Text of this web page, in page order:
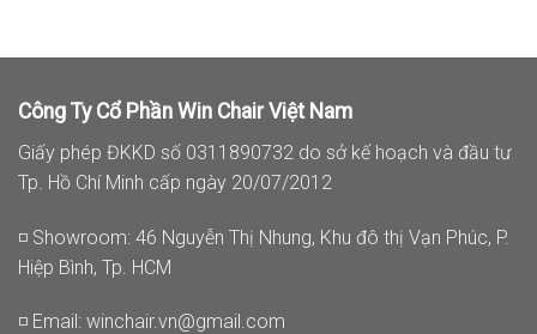
Công Ty Cổ Phần Win Chair Việt Nam
Giấy phép ĐKKD số 0311890732 do sở kế hoạch và đầu tư
Tp. Hồ Chí Minh cấp ngày 20/07/2012
◽ Showroom: 46 Nguyễn Thị Nhung, Khu đô thị Vạn Phúc, P.
Hiệp Bình, Tp. HCM
◽ Email: winchair.vn@gmail.com